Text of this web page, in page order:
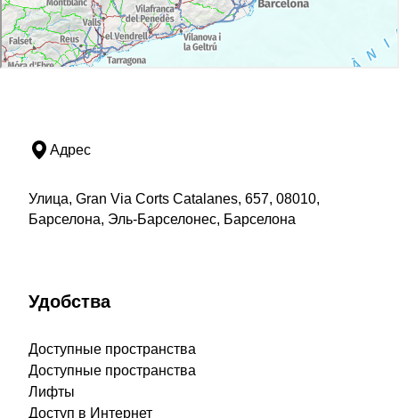
Адрес
Улица, Gran Via Corts Catalanes, 657, 08010,
Барселона, Эль-Барселонес, Барселона
Удобства
Доступные пространства
Доступные пространства
Лифты
Доступ в Интернет